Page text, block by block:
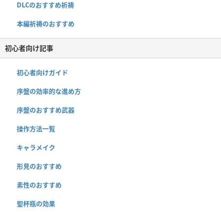
DLCのおすすめ祈祷
本編祈祷のおすすめ
初心者向け記事
初心者向けガイド
序盤の効率的な進め方
序盤のおすすめ武器
操作方法一覧
キャラメイク
形見のおすすめ
素性のおすすめ
聖杯瓶の効果